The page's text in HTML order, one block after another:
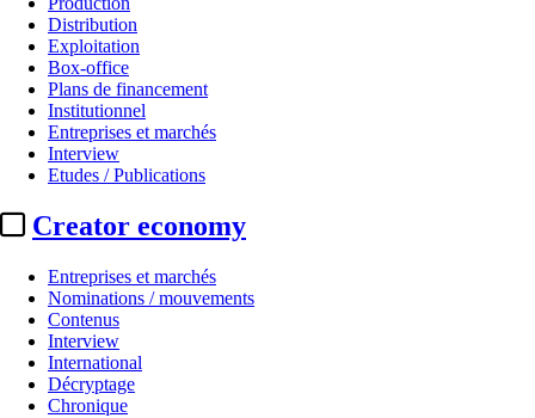
Distribution
Exploitation
Box-office
Plans de financement
Institutionnel
Entreprises et marchés
Interview
Etudes / Publications
Creator economy
Entreprises et marchés
Nominations / mouvements
Contenus
Interview
International
Décryptage
Chronique